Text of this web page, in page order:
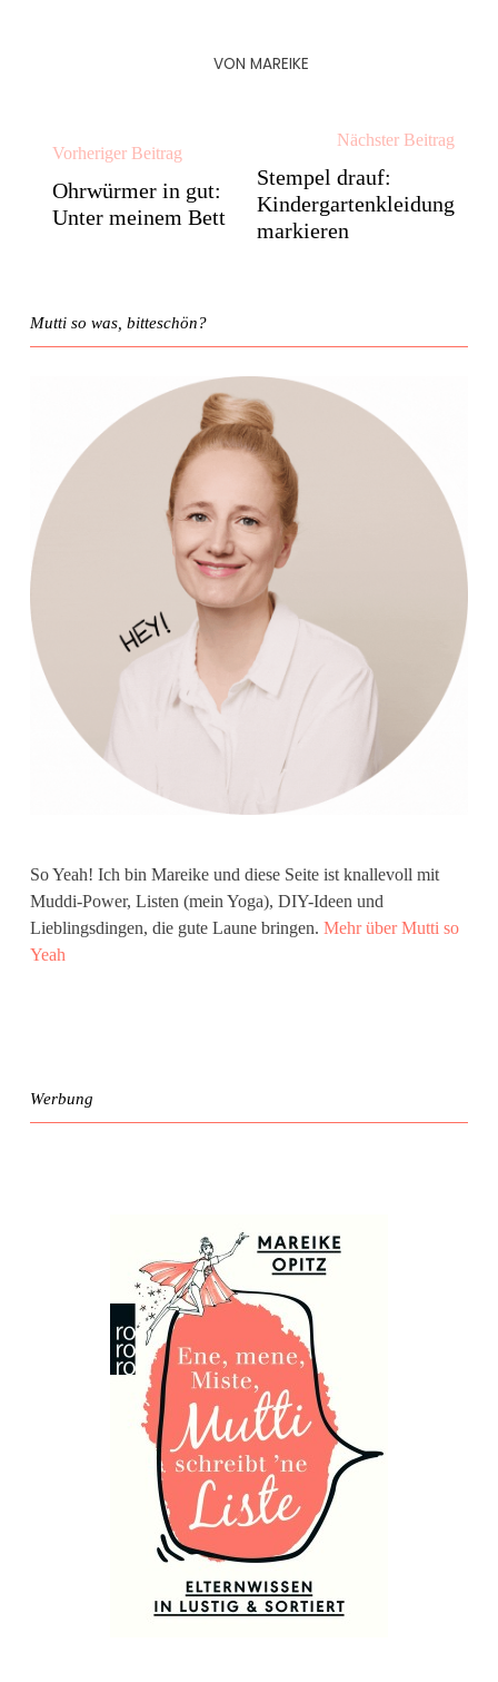
VON MAREIKE
Vorheriger Beitrag
Ohrwürmer in gut:
Unter meinem Bett
Nächster Beitrag
Stempel drauf:
Kindergartenkleidung
markieren
Mutti so was, bitteschön?
So Yeah! Ich bin Mareike und diese Seite ist knallevoll mit
Muddi-Power, Listen (mein Yoga), DIY-Ideen und
Lieblingsdingen, die gute Laune bringen.Mehr über Mutti so
Yeah
Werbung